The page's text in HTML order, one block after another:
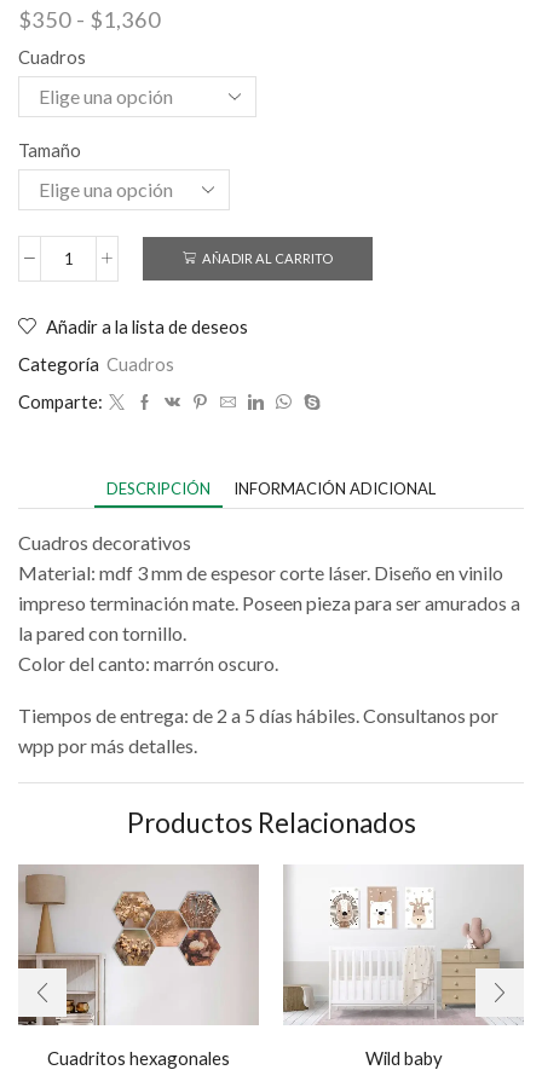
$350 - $1,360
Cuadros
Tamaño
AÑADIR AL CARRITO
Añadir a la lista de deseos
Categoría Cuadros
Comparte:
DESCRIPCIÓN INFORMACIÓN ADICIONAL
Cuadros decorativos
Material: mdf 3 mm de espesor corte láser. Diseño en vinilo
impreso terminación mate. Poseen pieza para ser amurados a
la pared con tornillo.
Color del canto: marrón oscuro.
Tiempos de entrega: de 2 a 5 días hábiles. Consultanos por
wpp por más detalles.
Productos Relacionados
Cuadritos hexagonales Wild baby